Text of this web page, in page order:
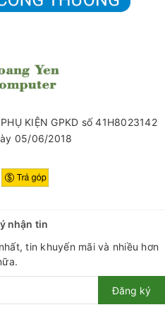
sạc:
20W (mini)
sạc:
KIỆN GPKD số 41H8023142
05/06/2018
nhận tin
tin khuyến mãi và nhiều hơn
Đăng ký